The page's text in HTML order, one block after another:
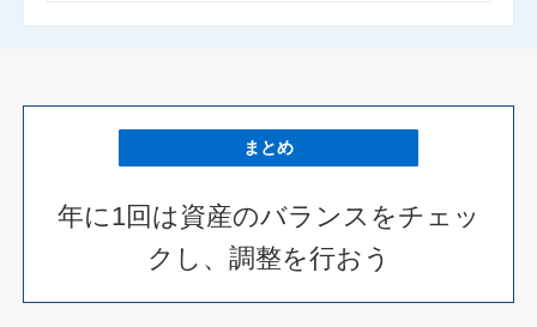
まとめ
年に1回は資産のバランスをチェッ
クし、調整を行おう